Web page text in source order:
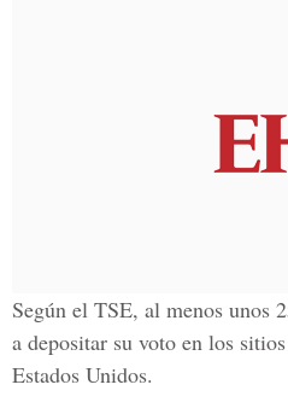
Según el TSE, al menos unos
a depositar su voto en los
Estados Unidos.